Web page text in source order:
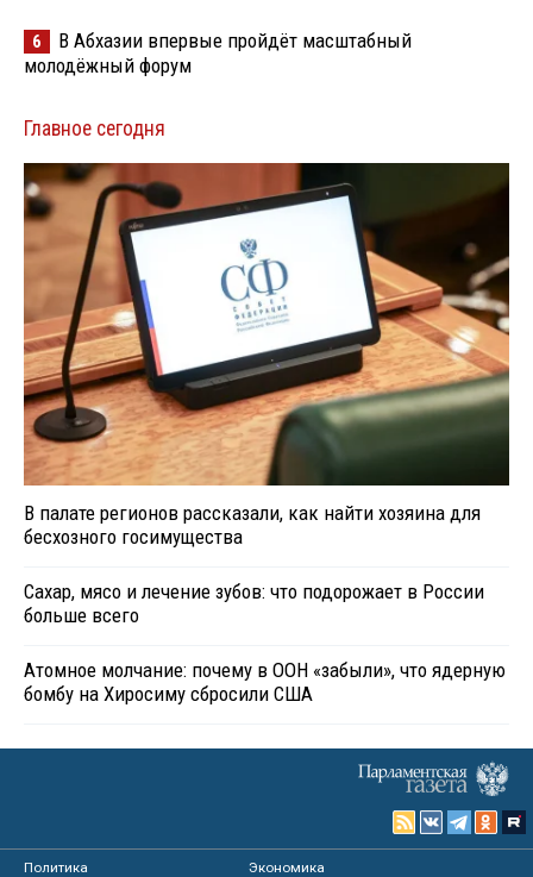
6
В Абхазии впервые пройдёт масштабный
молодёжный форум
Главное сегодня
В палате регионов рассказали, как найти хозяина для
бесхозного госимущества
Сахар, мясо и лечение зубов: что подорожает в России
больше всего
Атомное молчание: почему в ООН «забыли», что ядерную
бомбу на Хиросиму сбросили США
Политика
Экономика